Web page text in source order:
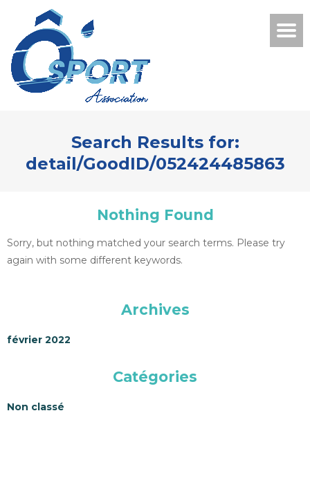
Search Results for:
detail/GoodID/052424485863
Nothing Found
Sorry, but nothing matched your search terms. Please try
again with some different keywords.
Archives
février 2022
Catégories
Non classé